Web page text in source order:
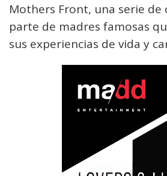
Mothers Front, una serie de
parte de madres famosas
sus experiencias de vida y